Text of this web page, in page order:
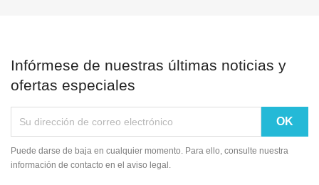
Infórmese de nuestras últimas noticias y
ofertas especiales
Puede darse de baja en cualquier momento. Para ello, consulte nuestra
información de contacto en el aviso legal.